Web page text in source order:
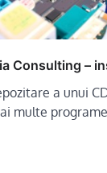
Consulting –
a unui
multe